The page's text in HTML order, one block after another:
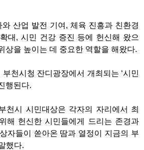
산업 발전 기여, 체육 진흥과 친환경
대, 시민 건강 증진 등에 헌신해 왔으
상을 높이는 데 중요한 역할을 해왔다.
천시청 잔디광장에서 개최되는 ‘시민
행된다.
천시 시민대상은 각자의 자리에서 최
해 헌신한 시민들에게 드리는 존경과
자들이 쏟아온 땀과 열정이 지금의 부
했다.